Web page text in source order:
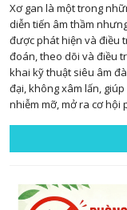
Xơ gan là một trong
diễn tiến âm thầm
được phát hiện và điều
đoán, theo dõi và điều
khai kỹ thuật siêu âm
đại, không xâm lấn,
nhiễm mỡ, mở ra cơ hội